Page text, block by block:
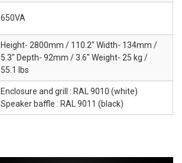
650VA
Height- 2800mm / 110.2" Width- 134mm /
5.3" Depth- 92mm / 3.6" Weight- 25 kg /
55.1 lbs
Enclosure and grill : RAL 9010 (white)
Speaker baffle : RAL 9011 (black)